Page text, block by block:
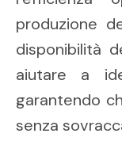
produzione
disponibilità
aiutare a
garantendo
senza